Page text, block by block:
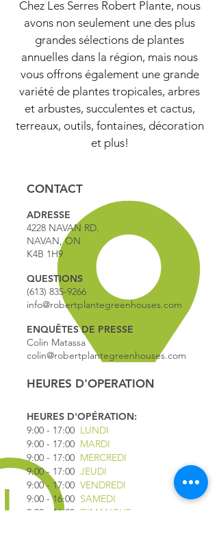
Chez Les Serres Robert Plante, nous
avons non seulement une des plus
grandes sélections de plantes
annuelles dans la région, mais nous
vous offrons également une grande
variété de plantes tropicales, arbres
et arbustes, succulentes et cactus,
terreaux, outils, fontaines, décoration
et plus!
CONTACT
ADRESSE
4228 NAVAN RD.
NAVAN, ON
K4B 1H9
QUESTIONS
(613) 835-9266
info@robertplantegreenhouses.com
ENQUÊTES DE PRESSE
Colin Matassa
colin@robertplantegreenhouses.com
HEURES D'OPERATION
HEURES D'OPÉRATION:
9:00 - 17:00 LUNDI
9:00 - 17:00 MARDI
9:00 - 17:00 MERCREDI
9:00 - 17:00 JEUDI
9:00 - 17:00 VENDREDI
9:00 - 16:00 SAMEDI
9:00 - 16:00 DIMANCHE